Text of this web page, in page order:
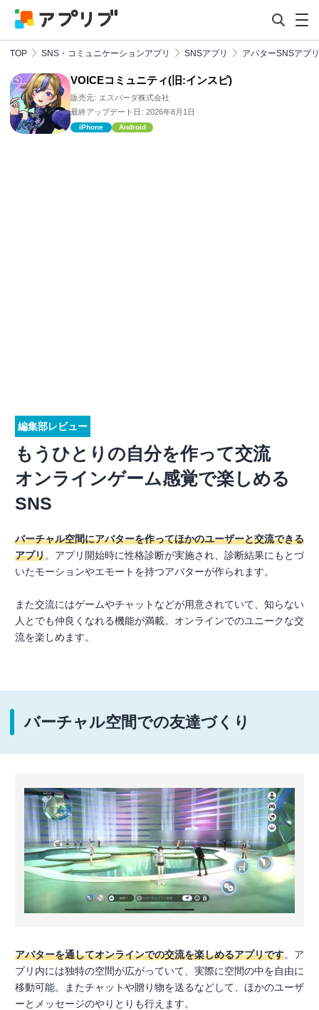
TOP SNS・コミュニケーションアプリ SNSアプリ アバターSNSアプリ
VOICEコミュニティ(旧:インスピ)
販売元: エスパーダ株式会社
最終アップデート日: 2026年8月1日
iPhone Android
編集部レビュー
もうひとりの自分を作って交流
オンラインゲーム感覚で楽しめる
SNS
バーチャル空間にアバターを作ってほかのユーザーと交流できる
アプリ。アプリ開始時に性格診断が実施され、診断結果にもとづ
いたモーションやエモートを持つアバターが作られます。
また交流にはゲームやチャットなどが用意されていて、知らない
人とでも仲良くなれる機能が満載。オンラインでのユニークな交
流を楽しめます。
バーチャル空間での友達づくり
アバターを通してオンラインでの交流を楽しめるアプリです。ア
プリ内には独特の空間が広がっていて、実際に空間の中を自由に
移動可能。またチャットや贈り物を送るなどして、ほかのユーザ
ーとメッセージのやりとりも行えます。